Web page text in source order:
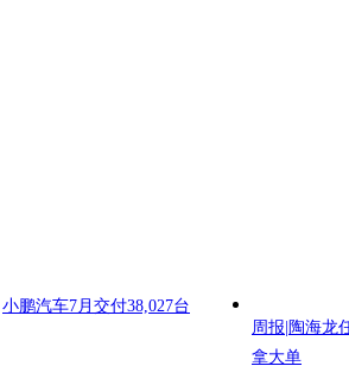
小鹏汽车7月交付38,027台
周报|陶海龙
拿大单